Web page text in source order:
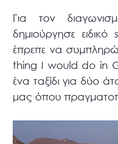
Για τον
δημιούργησε
έπρεπε να
thing I would do in
ένα ταξίδι για δύο
μας όπου